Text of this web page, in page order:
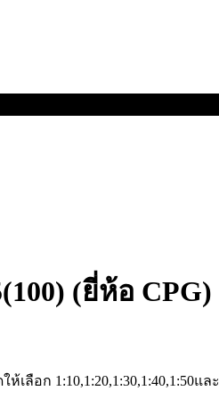
(ยี่ห้อ CPG)
ห้เลือก 1:10,1:20,1:30,1:40,1:50และ